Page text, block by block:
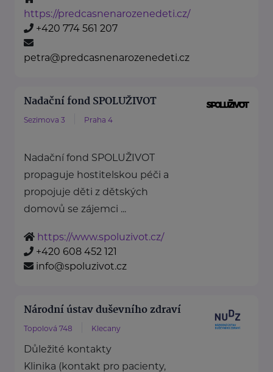
https://predcasnenarozenedeti.cz/
+420 774 561 207
petra@predcasnenarozenedeti.cz
Nadační fond SPOLUŽIVOT
Sezimova 3 Praha 4
Nadační fond SPOLUŽIVOT
propaguje hostitelskou péči a
propojuje děti z dětských
domovů se zájemci ...
https://www.spoluzivot.cz/
+420 608 452 121
info@spoluzivot.cz
Národní ústav duševního zdraví
Topolová 748 Klecany
Důležité kontakty
Klinika (kontakt pro pacienty,